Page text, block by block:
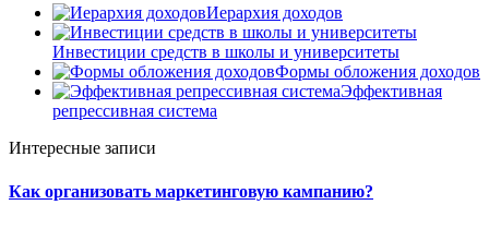
Иерархия доходов
Инвестиции средств в школы и университеты
Формы обложения доходов
Эффективная
репрессивная система
Интересные записи
Как организовать маркетинговую кампанию?